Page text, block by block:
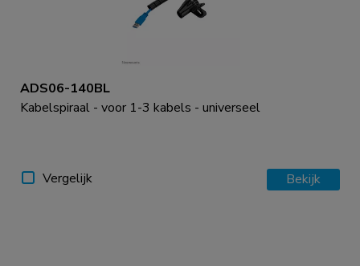
ADS06-140BL
Kabelspiraal - voor 1-3 kabels - universeel
Vergelijk Bekijk